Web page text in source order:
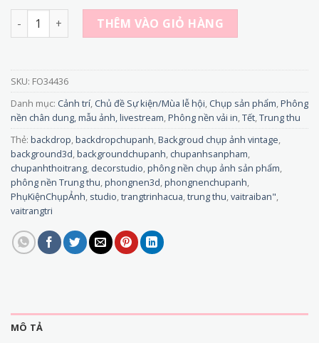
FO34436 - Phông Nền Vải In 3D Chủ Đề Nho Tươi - Nâng
THÊM VÀO GIỎ HÀNG
SKU: FO34436
Danh mục: Cảnh trí, Chủ đề Sự kiện/Mùa lễ hội, Chụp sản phẩm,Phông
nền chân dung, mẫu ảnh, livestream,Phông nền vải in,Tết,Trung thu
Thẻ: backdrop,backdropchupanh,Backgroud chụp ảnh vintage,
background3d,backgroundchupanh, chupanhsanpham,
chupanhthoitrang, decorstudio,phông nền chụp ảnh sản phẩm,
phông nền Trung thu,phongnen3d,phongnenchupanh,
PhụKiệnChụpẢnh, studio,trangtrinhacua,trung thu,vaitraiban",
vaitrangtri
MÔ TẢ